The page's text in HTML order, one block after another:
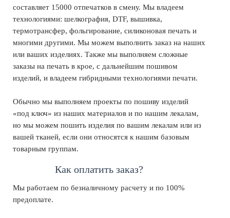
составляет 15000 отпечатков в смену. Мы владеем
технологиями: шелкография, DTF, вышивка,
термотранcфер, фольгирование, силиконовая печать и
многими другими. Мы можем выполнить заказ на наших
или ваших изделиях. Также мы выполняем сложные
заказы на печать в крое, с дальнейшим пошивом
изделий, и владеем гибридными технологиями печати.
Обычно мы выполняем проекты по пошиву изделий
«под ключ» из наших материалов и по нашим лекалам,
но мы можем пошить изделия по вашим лекалам или из
вашей тканей, если они относятся к нашим базовым
товарным группам.
Как оплатить заказ?
Мы работаем по безналичному расчету и по 100%
предоплате.